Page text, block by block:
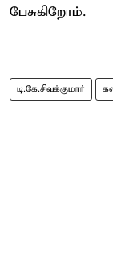
பேசுகிறோம்.
டி.கே.சிவக்குமார்